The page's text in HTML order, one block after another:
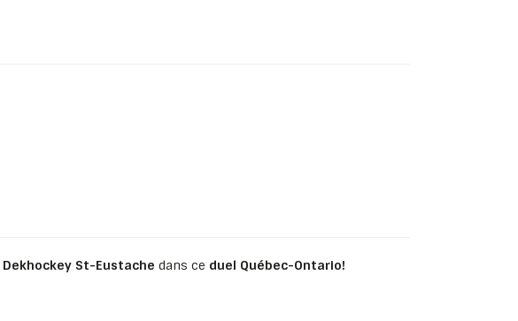
Dekhockey St-Eustache dans ce duel Québec-Ontario!